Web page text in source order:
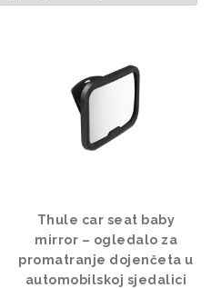
od
Thule car seat baby
mirror – ogledalo za
promatranje dojenčeta u
automobilskoj sjedalici